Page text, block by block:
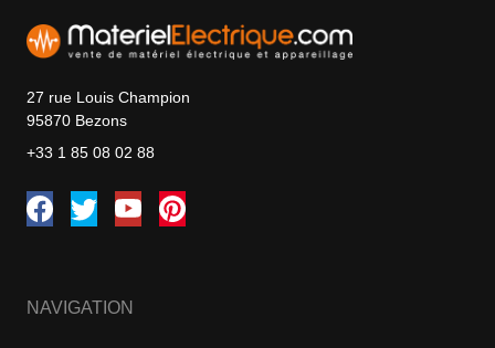
27 rue Louis Champion
95870 Bezons
+33 1 85 08 02 88
NAVIGATION